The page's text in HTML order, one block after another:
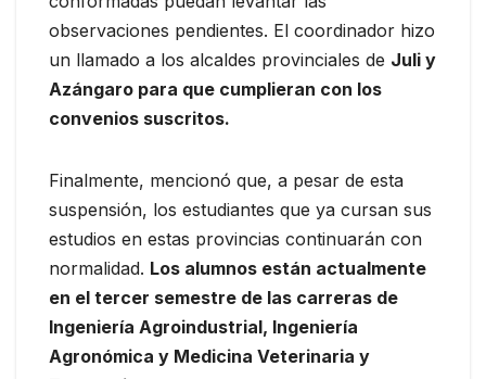
observaciones pendientes. El coordinador hizo
un llamado a los alcaldes provinciales de Juli y
Azángaro para que cumplieran con los
convenios suscritos.
Finalmente, mencionó que, a pesar de esta
suspensión, los estudiantes que ya cursan sus
estudios en estas provincias continuarán con
normalidad. Los alumnos están actualmente
en el tercer semestre de las carreras de
Ingeniería Agroindustrial, Ingeniería
Agronómica y Medicina Veterinaria y